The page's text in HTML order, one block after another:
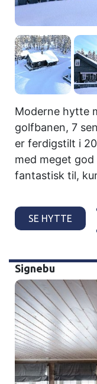
Moderne hytte
golfbanen, 7
er ferdigstilt i
med meget
fantastisk til,
SE HYTTE
Signebu